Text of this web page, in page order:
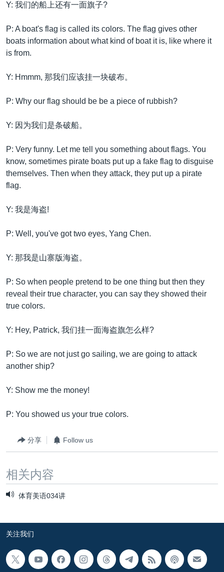
Y: 我们的船上还有一面旗子?
P: A boat's flag is called its colors. The flag gives other
boats information about what kind of boat it is, like where it
is from.
Y: Hmmm, 那我们应该挂一块破布。
P: Why our flag should be be a piece of rubbish?
Y: 因为我们是条破船。
P: Very funny. Let me tell you something about flags. You
know, sometimes pirate boats put up a fake flag to disguise
themselves. Then when they attack, they put up a pirate
flag.
Y: 我是海盗!
P: Well, you've got two eyes, Yang Chen.
Y: 那我是山寨版海盗。
P: So when people pretend to be one thing but then they
reveal their true character, you can say they showed their
true colors.
Y: Hey, Patrick, 我们挂一面海盗旗怎么样?
P: So we are not just go sailing, we are going to attack
another ship?
Y: Show me the money!
P: You showed us your true colors.
分享 Follow us
相关内容
体育美语034讲
关注我们